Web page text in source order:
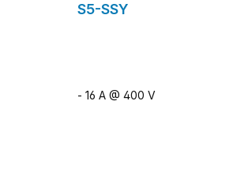
S5-SSY
- 16 A @ 400 V